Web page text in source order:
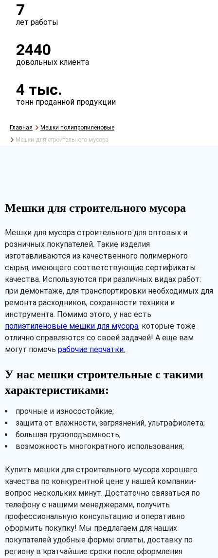
Рассчитать
7
лет работы
2440
довольных клиента
4 тыс.
тонн проданной продукции
Главная
Мешки полипропиленовые
Мешки для строительного мусора
Мешки для строительного мусора
Мешки для мусора строительного для оптовых и
розничных покупателей. Такие изделия
изготавливаются из качественного полимерного
сырья, имеющего соответствующие сертификаты
качества. Используются при различных видах работ:
при демонтаже, для транспортировки необходимых для
ремонта расходников, сохранности техники и
инструмента. Помимо этого, у нас есть
полиэтиленовые мешки для мусора, которые тоже
отлично справляются со своей задачей! А еще вам
могут помочь рабочие перчатки.
У нас мешки строительные с такими
характеристиками:
прочные и износостойкие;
защита от влажности, загрязнений, ультрафиолета;
большая грузоподъемность;
возможность многократного использования;
Купить мешки для строительного мусора хорошего
качества по конкурентной цене у нашей компании-
вопрос нескольких минут. Достаточно связаться по
телефону с нашими менеджерами, получить
профессиональную консультацию и оперативно
оформить покупку! Мы предлагаем для наших
покупателей удобные формы оплаты, доставку по
региону в кратчайшие сроки после оформления